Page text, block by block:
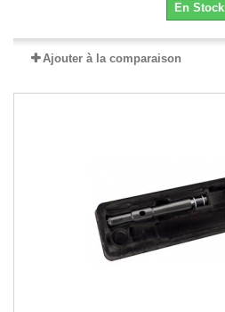
En Stock
Ajouter à la comparaison